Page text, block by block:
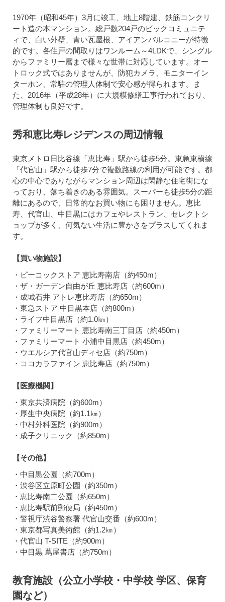
1970年（昭和45年）3月に竣工、地上8階建、鉄筋コンクリ
ート造の本マンション。総戸数204戸のビックコミュニテ
ィで、白い外壁、青い瓦屋根、アイアンバルコニーが特徴
的です。各住戸の間取りはワンルーム～4LDKで、シングル
からファミリー層まで様々な世帯に対応しています。オー
トロック式ではありませんが、防犯カメラ、モニターイン
ターホン、常駐の管理人体制で安心感が得られます。ま
た、2016年（平成28年）に大規模修繕工事行われており、
管理体制も良好です。
秀和恵比寿レジデンスの周辺情報
東京メトロ日比谷線「恵比寿」駅から徒歩5分。東急東横線
「代官山」駅から徒歩7分で複数路線の利用が可能です。都
心の中心でありながらマンション周辺は閑静な住宅街にな
っており、落ち着きのある雰囲気。スーパーも徒歩5分の距
離にあるので、日常的なお買い物にも困りません。恵比
寿、代官山、中目黒にはカフェやレストラン、セレクトシ
ョップが多く、何気ない生活に豊かさをプラスしてくれま
す。
【買い物施設】
・ピーコックストア 恵比寿南店（約450m）
・ザ・ガーデン自由が丘 恵比寿店（約600m）
・成城石井 アトレ恵比寿店（約650m）
・東急ストア 中目黒本店（約800m）
・ライフ中目黒店（約1.0㎞）
・ファミリーマート 恵比寿南三丁目店（約450m）
・ファミリーマート 小浦中目黒店（約450m）
・ウエルシア代官山ディセ店（約750m）
・ココカラファイン 恵比寿店（約750m）
【医療機関】
・東京共済病院（約600m）
・厚生中央病院（約1.1㎞）
・中村外科医院（約900m）
・成子クリニック（約850m）
【その他】
・中目黒公園（約700m）
・渋谷区立原町公園（約350m）
・恵比寿南二公園（約650m）
・恵比寿駅前郵便局（約450m）
・警視庁渋谷警察署 代官山交番（約600m）
・東京都写真美術館（約1.2㎞）
・代官山 T-SITE（約900m）
・中目黒 蔦屋書店（約750m）
教育施設（公立小学校・中学校 学区、保育
園など）